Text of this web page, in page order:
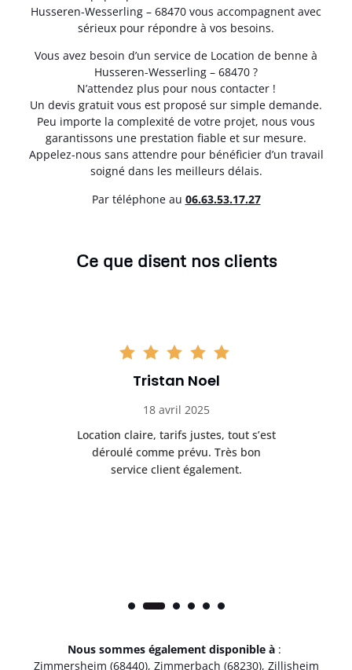
Husseren-Wesserling – 68470 vous accompagnent avec
sérieux pour répondre à vos besoins.
Vous avez besoin d’un service de Location de benne à
Husseren-Wesserling – 68470 ?
N’attendez plus pour nous contacter !
Un devis gratuit vous est proposé sur simple demande.
Peu importe la complexité de votre projet, nous vous
garantissons une prestation fiable et sur mesure.
Appelez-nous sans attendre pour bénéficier d’un travail
soigné dans les meilleurs délais.
Par téléphone au 06.63.53.17.27
Ce que disent nos clients
Tristan Noel
18 avril 2025
Location claire, tarifs justes, tout s’est
déroulé comme prévu. Très bon
service client également.
Nous sommes également disponible à :
Zimmersheim (68440), Zimmerbach (68230), Zillisheim